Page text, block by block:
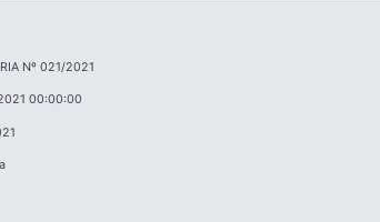
Nº 021/2021
00:00:00